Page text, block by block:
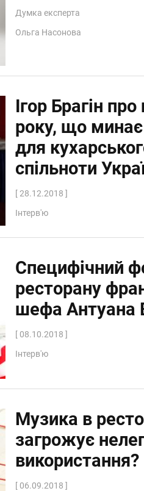
Думка експерта
Ольга Насонова
Ігор Брагін
року, що
для
спільноти
[ 28.12.2018 ]
Інтерв'ю
Специфічний
ресторану
шефа Антуана
[ 08.10.2018 ]
Інтерв'ю
Музика в
загрожує
використання?
[ 06.09.2018 ]